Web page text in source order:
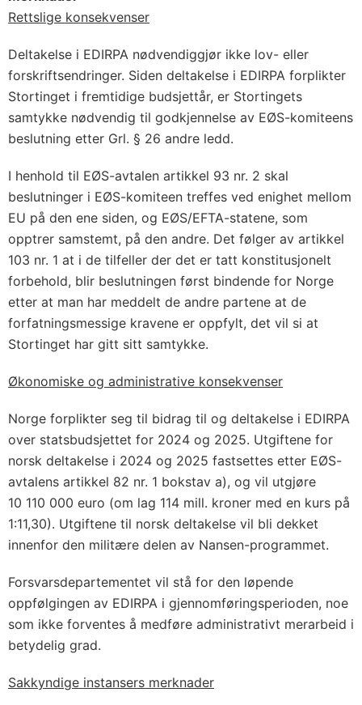
Rettslige konsekvenser
Deltakelse i EDIRPA nødvendiggjør ikke lov- eller
forskriftsendringer. Siden deltakelse i EDIRPA forplikter
Stortinget i fremtidige budsjettår, er Stortingets
samtykke nødvendig til godkjennelse av EØS-komiteens
beslutning etter Grl. § 26 andre ledd.
I henhold til EØS-avtalen artikkel 93 nr. 2 skal
beslutninger i EØS-komiteen treffes ved enighet mellom
EU på den ene siden, og EØS/EFTA-statene, som
opptrer samstemt, på den andre. Det følger av artikkel
103 nr. 1 at i de tilfeller der det er tatt konstitusjonelt
forbehold, blir beslutningen først bindende for Norge
etter at man har meddelt de andre partene at de
forfatningsmessige kravene er oppfylt, det vil si at
Stortinget har gitt sitt samtykke.
Økonomiske og administrative konsekvenser
Norge forplikter seg til bidrag til og deltakelse i EDIRPA
over statsbudsjettet for 2024 og 2025. Utgiftene for
norsk deltakelse i 2024 og 2025 fastsettes etter EØS-
avtalens artikkel 82 nr. 1 bokstav a), og vil utgjøre
10 110 000 euro (om lag 114 mill. kroner med en kurs på
1:11,30). Utgiftene til norsk deltakelse vil bli dekket
innenfor den militære delen av Nansen-programmet.
Forsvarsdepartementet vil stå for den løpende
oppfølgingen av EDIRPA i gjennomføringsperioden, noe
som ikke forventes å medføre administrativt merarbeid i
betydelig grad.
Sakkyndige instansers merknader